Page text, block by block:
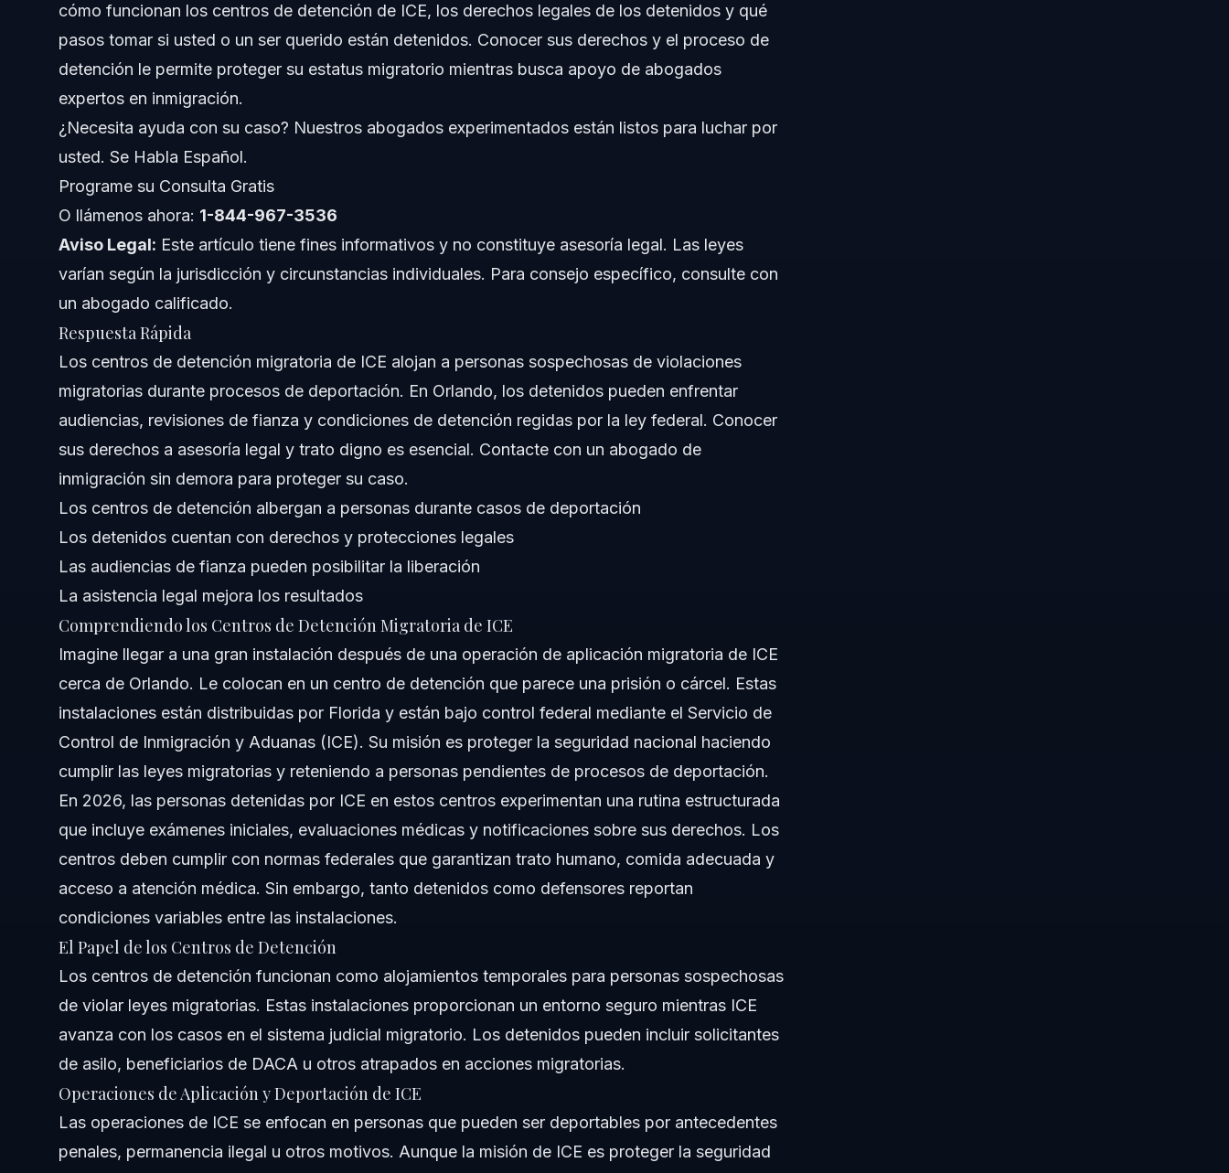
Operaciones de Aplicación y Deportación de ICE
Proceso Paso a Paso tras la Detención
Importancia de la Representación Legal
Comunicación durante la Detención
Documentos y Pruebas Importantes
Costos y Honorarios que Debe Conocer
Errores Comunes que Debe Evitar en Casos de Detención
Notas sobre Jurisdicción Federal y Local
Notas para Carolina del Norte
Notas para Florida
Conceptos Nacionales (Solo Generalmente)
Cuándo Llamar a un Abogado de Inmigración Ya
Confianza y Experiencia del Abogado
Preguntas Frecuentes
¿Qué es un centro de detención migratoria de ICE?
¿Qué derechos tienen los detenidos en los centros de detención de ICE?
¿Por cuánto tiempo puede alguien estar detenido en un centro de ICE?
¿Pueden los Dreamers detenidos obtener ayuda legal?
¿Qué debo hacer si un familiar está detenido en un centro ICE en Orlando?
¿Cómo decide ICE a quién detener o liberar?
¿Cuáles son las alternativas a la detención?
Fuentes y Referencias
cómo funcionan los centros de detención de ICE, los derechos legales de los detenidos y qué
pasos tomar si usted o un ser querido están detenidos. Conocer sus derechos y el proceso de
detención le permite proteger su estatus migratorio mientras busca apoyo de abogados
expertos en inmigración.
¿Necesita ayuda con su caso? Nuestros abogados experimentados están listos para luchar por
usted. Se Habla Español.
Programe su Consulta Gratis
O llámenos ahora: 1-844-967-3536
Aviso Legal: Este artículo tiene fines informativos y no constituye asesoría legal. Las leyes
varían según la jurisdicción y circunstancias individuales. Para consejo específico, consulte con
un abogado calificado.
Respuesta Rápida
Los centros de detención migratoria de ICE alojan a personas sospechosas de violaciones
migratorias durante procesos de deportación. En Orlando, los detenidos pueden enfrentar
audiencias, revisiones de fianza y condiciones de detención regidas por la ley federal. Conocer
sus derechos a asesoría legal y trato digno es esencial. Contacte con un abogado de
inmigración sin demora para proteger su caso.
Los centros de detención albergan a personas durante casos de deportación
Los detenidos cuentan con derechos y protecciones legales
Las audiencias de fianza pueden posibilitar la liberación
La asistencia legal mejora los resultados
Comprendiendo los Centros de Detención Migratoria de ICE
Imagine llegar a una gran instalación después de una operación de aplicación migratoria de ICE
cerca de Orlando. Le colocan en un centro de detención que parece una prisión o cárcel. Estas
instalaciones están distribuidas por Florida y están bajo control federal mediante el Servicio de
Control de Inmigración y Aduanas (ICE). Su misión es proteger la seguridad nacional haciendo
cumplir las leyes migratorias y reteniendo a personas pendientes de procesos de deportación.
En 2026, las personas detenidas por ICE en estos centros experimentan una rutina estructurada
que incluye exámenes iniciales, evaluaciones médicas y notificaciones sobre sus derechos. Los
centros deben cumplir con normas federales que garantizan trato humano, comida adecuada y
acceso a atención médica. Sin embargo, tanto detenidos como defensores reportan
condiciones variables entre las instalaciones.
El Papel de los Centros de Detención
Los centros de detención funcionan como alojamientos temporales para personas sospechosas
de violar leyes migratorias. Estas instalaciones proporcionan un entorno seguro mientras ICE
avanza con los casos en el sistema judicial migratorio. Los detenidos pueden incluir solicitantes
de asilo, beneficiarios de DACA u otros atrapados en acciones migratorias.
Operaciones de Aplicación y Deportación de ICE
Las operaciones de ICE se enfocan en personas que pueden ser deportables por antecedentes
penales, permanencia ilegal u otros motivos. Aunque la misión de ICE es proteger la seguridad